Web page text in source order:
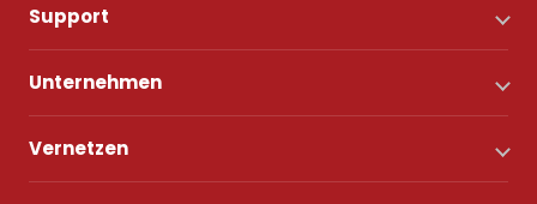
Support
Unternehmen
Vernetzen